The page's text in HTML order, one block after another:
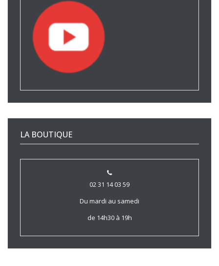
LA BOUTIQUE
02 31 14 03 59
Du mardi au samedi
de 14h30 à 19h